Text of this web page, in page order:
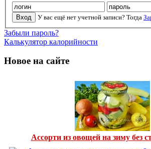
У вас ещё нет учетной записи? Тогда
Забыли пароль?
Калькулятор калорийности
Новое на сайте
Ассорти из овощей на зиму без